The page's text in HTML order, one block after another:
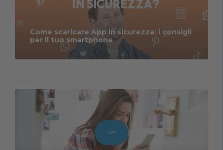
Come scaricare App in sicurezza: i consigli
per il tuo smartphone
VAI